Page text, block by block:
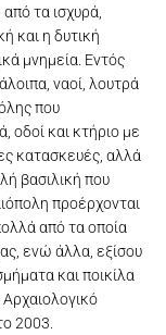
τα ισχυρά,
και η δυτική
μνημεία. Εντός
ναοί, λουτρά
που
οδοί και κτήριο με
κατασκευές, αλλά
βασιλική που
προέρχονται
από τα οποία
ενώ άλλα, εξίσου
και ποικίλα
2003.